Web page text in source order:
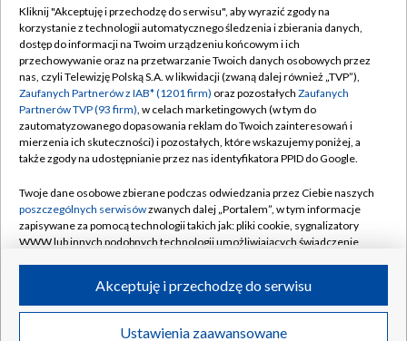
TVP
Abonament TVP
Emisja w TVP
Centrum informacji TVP
Naziemna Telewizja Cyfrowa
Rada Programowa
System NOS
Informacje o nadawcy
Program dla prasy
Regulamin TVP
Polityka prywatności
Moje zgody
Pomoc
Kontakt
Kanały
©2026 Telewizja Polska S.A. w likwidacji
Kliknij "Akceptuję i przechodzę do serwisu", aby wyrazić zgody na
korzystanie z technologii automatycznego śledzenia i zbierania danych,
dostęp do informacji na Twoim urządzeniu końcowym i ich
przechowywanie oraz na przetwarzanie Twoich danych osobowych przez
nas, czyli Telewizję Polską S.A. w likwidacji (zwaną dalej również „TVP”),
Zaufanych Partnerów z IAB* (1201 firm) oraz pozostałych Zaufanych
Partnerów TVP (93 firm), w celach marketingowych (w tym do
zautomatyzowanego dopasowania reklam do Twoich zainteresowań i
mierzenia ich skuteczności) i pozostałych, które wskazujemy poniżej, a
także zgody na udostępnianie przez nas identyfikatora PPID do Google.
Twoje dane osobowe zbierane podczas odwiedzania przez Ciebie naszych
poszczególnych serwisówzwanych dalej „Portalem”, w tym informacje
zapisywane za pomocą technologii takich jak: pliki cookie, sygnalizatory
WWW lub innych podobnych technologii umożliwiających świadczenie
ruchu w Internecie.
Twoje dane osobowe zbierane podczas odwiedzania przez Ciebie
Ustawienia zaawansowane
Akceptuję i przechodzę do serwisu